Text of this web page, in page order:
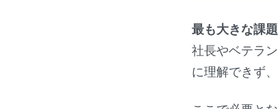
最も大きな課
社長やベテラ
に理解できず